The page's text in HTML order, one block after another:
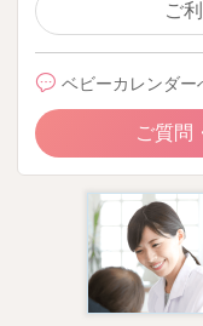
ご
ベビーカレンダー
ご質問